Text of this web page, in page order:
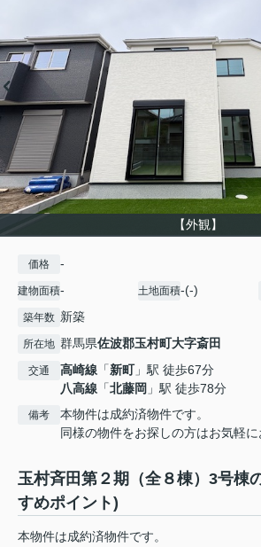
【外観】
価格 -
建物面積- 土地面積-(-)
築年数 新築
所在地 群馬県佐波郡玉村町大字斎田
交通 高崎線 「新町」駅 徒歩67分
八高線 「北藤岡 」駅 徒歩78分
備考
本物件は成約済物件です。
同様の物件をお探しの方はお気軽に
玉村斉田第２期（全８棟）3号棟
すめポイント)
本物件は成約済物件です。